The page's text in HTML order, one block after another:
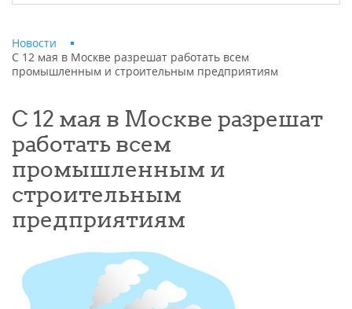
Новости
С 12 мая в Москве разрешат работать всем
промышленным и строительным предприятиям
С 12 мая в Москве разрешат
работать всем
промышленным и
строительным
предприятиям